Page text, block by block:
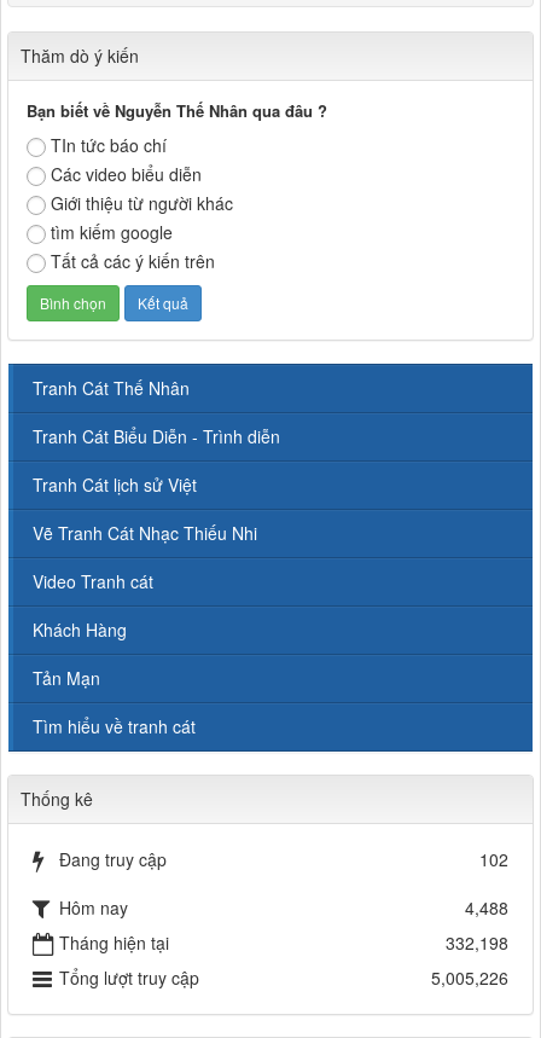
Thăm dò ý kiến
Bạn biết về Nguyễn Thế Nhân qua đâu ?
TIn tức báo chí
Các video biểu diễn
Giới thiệu từ người khác
tìm kiếm google
Tất cả các ý kiến trên
Tranh Cát Thế Nhân
Tranh Cát Biểu Diễn - Trình diễn
Tranh Cát lịch sử Việt
Vẽ Tranh Cát Nhạc Thiếu Nhi
Video Tranh cát
Khách Hàng
Tản Mạn
Tìm hiểu về tranh cát
Thống kê
Đang truy cập
102
Hôm nay
4,488
Tháng hiện tại
332,198
Tổng lượt truy cập
5,005,226